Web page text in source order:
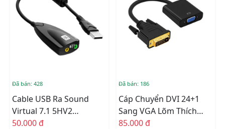
Đã bán: 428
Cable USB Ra Sound
Virtual 7.1 5HV2
Surround Sound Cho
50.000 đ
Đã bán: 186
Cáp Chuyển DVI 24+1
Sang VGA Lõm Thích
Hợp Với Mọi Thiết Bị
85.000 đ